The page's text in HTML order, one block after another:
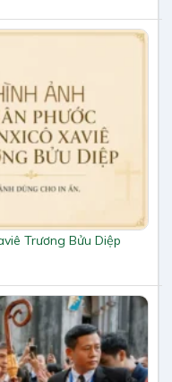
Trương Bửu Diệp